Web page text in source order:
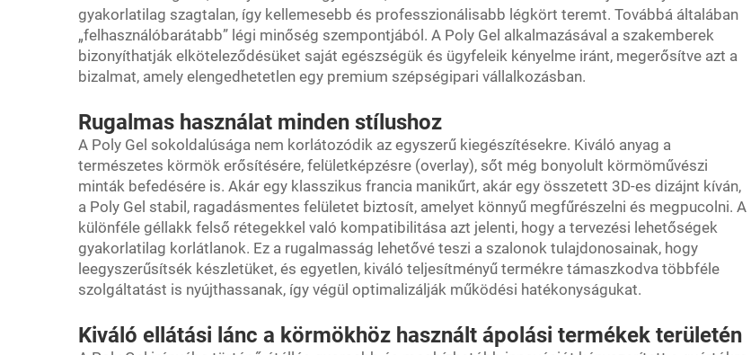
gyakorlatilag szagtalan, így kellemesebb és professzionálisabb légkört teremt. Továbbá általában
„felhasználóbarátabb” légi minőség szempontjából. A Poly Gel alkalmazásával a szakemberek
bizonyíthatják elköteleződésüket saját egészségük és ügyfeleik kényelme iránt, megerősítve azt a
bizalmat, amely elengedhetetlen egy premium szépségipari vállalkozásban.
Rugalmas használat minden stílushoz
A Poly Gel sokoldalúsága nem korlátozódik az egyszerű kiegészítésekre. Kiváló anyag a
természetes körmök erősítésére, felületképzésre (overlay), sőt még bonyolult körmöművészi
minták befedésére is. Akár egy klasszikus francia manikűrt, akár egy összetett 3D-es dizájnt kíván,
a Poly Gel stabil, ragadásmentes felületet biztosít, amelyet könnyű megfűrészelni és megpucolni. A
különféle géllakk felső rétegekkel való kompatibilitása azt jelenti, hogy a tervezési lehetőségek
gyakorlatilag korlátlanok. Ez a rugalmasság lehetővé teszi a szalonok tulajdonosainak, hogy
leegyszerűsítsék készletüket, és egyetlen, kiváló teljesítményű termékre támaszkodva többféle
szolgáltatást is nyújthassanak, így végül optimalizálják működési hatékonyságukat.
Kiváló ellátási lánc a körmökhöz használt ápolási termékek területén